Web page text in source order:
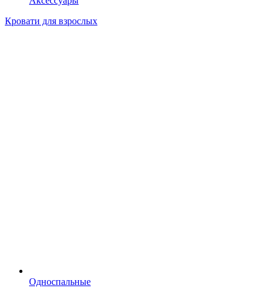
Кровати для взрослых
Односпальные